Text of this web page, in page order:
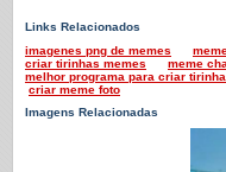
Links Relacionados
imagenes png de memes
criar tirinhas memes
meme
melhor programa para criar
criar meme foto
Imagens Relacionadas